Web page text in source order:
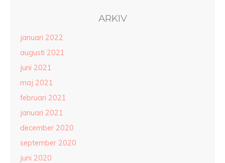
ARKIV
januari 2022
augusti 2021
juni 2021
maj 2021
februari 2021
januari 2021
december 2020
september 2020
juni 2020